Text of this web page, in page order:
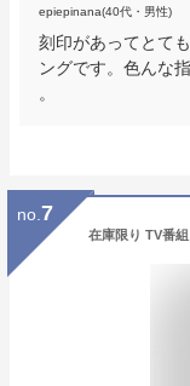
epiepinana(40代・男性)
刻印があってとて
ングです。色んな
。
no. 7